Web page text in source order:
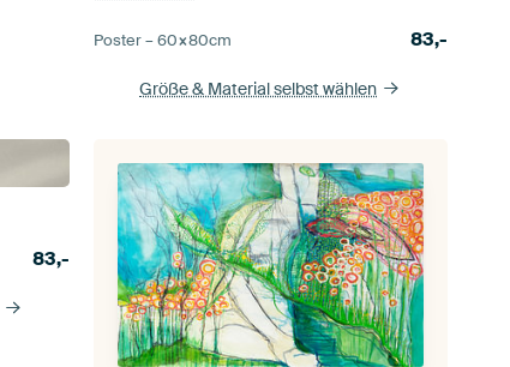
Poster –60×80cm 83,-
Größe & Material selbst wählen
83,-